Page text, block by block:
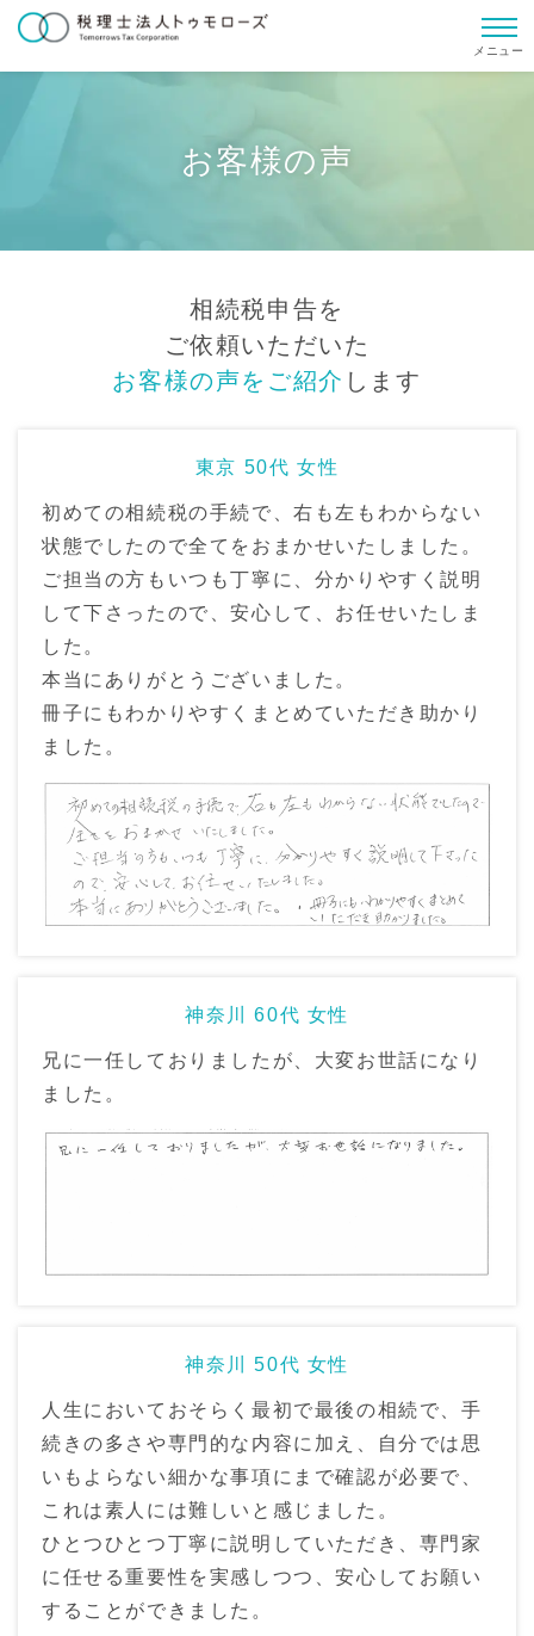
メニュー
お客様の声
相続税申告を
ご依頼いただいた
お客様の声をご紹介 します
東京 50代 女性
初めての相続税の手続で、右も左もわからない
状態でしたので全てをおまかせいたしました。
ご担当の方もいつも丁寧に、分かりやすく説明
して下さったので、安心して、お任せいたしま
した。
本当にありがとうございました。
冊子にもわかりやすくまとめていただき助かり
ました。
神奈川 60代 女性
兄に一任しておりましたが、大変お世話になり
ました。
神奈川 50代 女性
人生においておそらく最初で最後の相続で、手
続きの多さや専門的な内容に加え、自分では思
いもよらない細かな事項にまで確認が必要で、
これは素人には難しいと感じました。
ひとつひとつ丁寧に説明していただき、専門家
に任せる重要性を実感しつつ、安心してお願い
することができました。